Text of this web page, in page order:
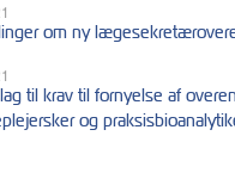
om ny
til krav til fornyelse af
og